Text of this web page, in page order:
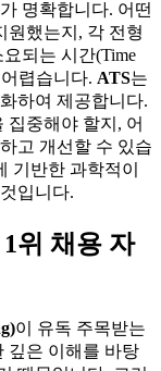
명확합니다. 어떤
원했는지, 각 전형
되는 시간(Time
렵습니다. ATS는
하여 제공합니다.
집중해야 할지, 어
고 개선할 수 있습
기반한 과학적이
입니다.
위 채용 자
이 유독 주목받는
깊은 이해를 바탕